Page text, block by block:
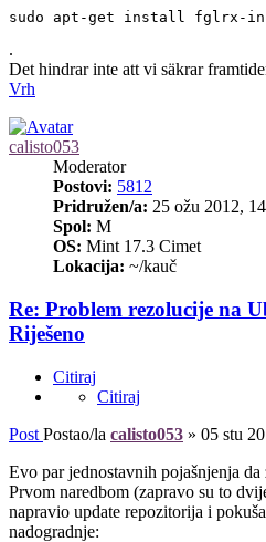
sudo apt-get install fglrx-
.
Det hindrar inte att vi säkrar
Vrh
calisto053
Moderator
Postovi: 5812
Pridružen/a: 25 ožu 2012,
Spol: M
OS: Mint 17.3 Cimet
Lokacija: ~/kauč
Re: Problem rezolucije na
Riješeno
Citiraj
Citiraj
Post Postao/la calisto053 » 05 stu
Evo par jednostavnih pojašnjenja da
Prvom naredbom (zapravo su to
napravio update repozitorija i
nadogradnje: